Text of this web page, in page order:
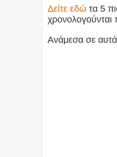
Δείτε εδώ τα 5
χρονολογούνται
Ανάμεσα σε